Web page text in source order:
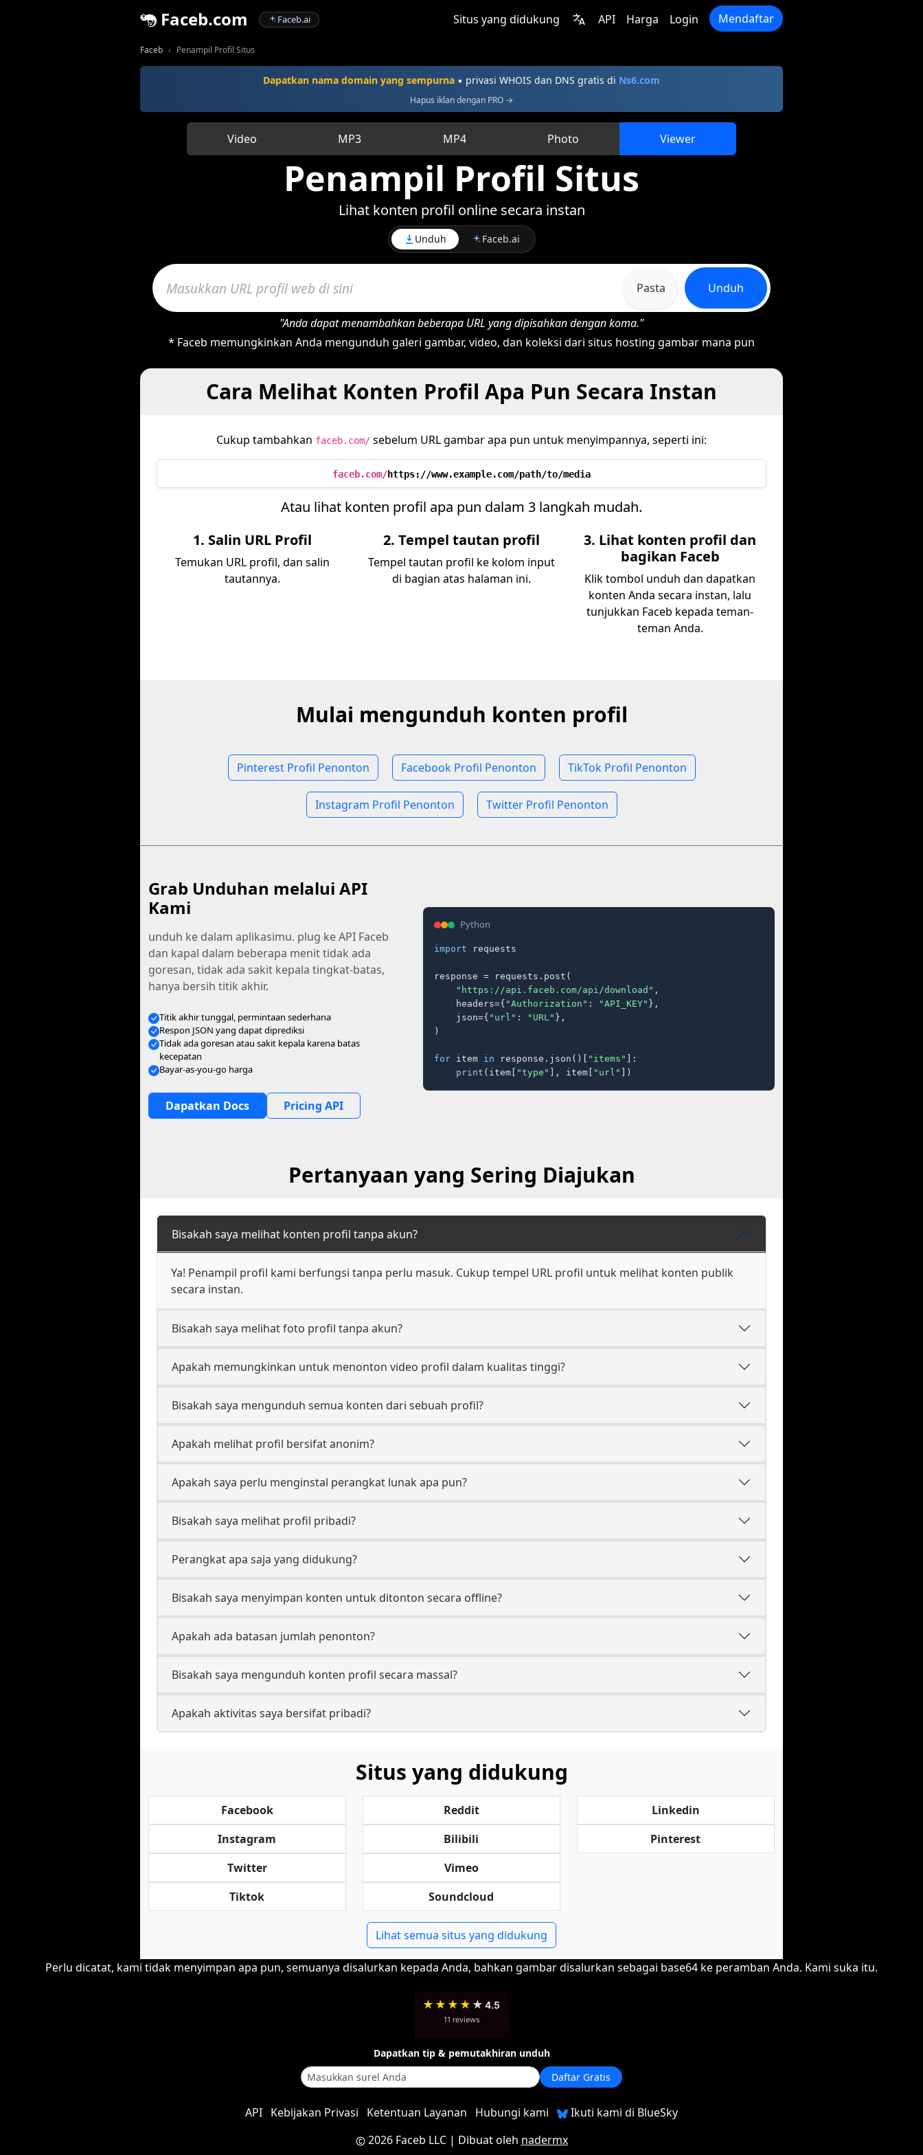
Faceb.com Faceb.ai Situs yang didukung API Harga Login Mendaftar
Faceb Penampil Profil Situs
Dapatkan nama domain yang sempurna ▪ privasi WHOIS dan DNS gratis di Ns6.com
Hapus iklan dengan PRO →
Video MP3 MP4 Photo Viewer
Penampil Profil Situs
Lihat konten profil online secara instan
Unduh Faceb.ai
Pasta Unduh
"Anda dapat menambahkan beberapa URL yang dipisahkan dengan koma."
* Faceb memungkinkan Anda mengunduh galeri gambar, video, dan koleksi dari situs hosting gambar mana pun
Cara Melihat Konten Profil Apa Pun Secara Instan
Cukup tambahkan faceb.com/ sebelum URL gambar apa pun untuk menyimpannya, seperti ini:
faceb.com/https://www.example.com/path/to/media
Atau lihat konten profil apa pun dalam 3 langkah mudah.
1. Salin URL Profil
Temukan URL profil, dan salin
tautannya.
2. Tempel tautan profil
Tempel tautan profil ke kolom input
di bagian atas halaman ini.
3. Lihat konten profil dan
bagikan Faceb
Klik tombol unduh dan dapatkan
konten Anda secara instan, lalu
tunjukkan Faceb kepada teman-
teman Anda.
Mulai mengunduh konten profil
Pinterest Profil Penonton Facebook Profil Penonton TikTok Profil Penonton
Instagram Profil Penonton Twitter Profil Penonton
Grab Unduhan melalui API
Kami
unduh ke dalam aplikasimu. plug ke API Faceb
dan kapal dalam beberapa menit tidak ada
goresan, tidak ada sakit kepala tingkat-batas,
hanya bersih titik akhir.
Titik akhir tunggal, permintaan sederhana
Respon JSON yang dapat diprediksi
Tidak ada goresan atau sakit kepala karena batas
kecepatan
Bayar-as-you-go harga
Dapatkan Docs Pricing API
Python
import requests
response = requests.post(
"https://api.faceb.com/api/download" ,
    headers={
"Authorization" : "API_KEY" },
    json={
"url" : "URL" },
)
for item in response.json()[ "items"
]:
print (item[ "type" ], item[ "url" ])
Pertanyaan yang Sering Diajukan
Bisakah saya melihat konten profil tanpa akun?
Ya! Penampil profil kami berfungsi tanpa perlu masuk. Cukup tempel URL profil untuk melihat konten publik
secara instan.
Bisakah saya melihat foto profil tanpa akun?
Apakah memungkinkan untuk menonton video profil dalam kualitas tinggi?
Bisakah saya mengunduh semua konten dari sebuah profil?
Apakah melihat profil bersifat anonim?
Apakah saya perlu menginstal perangkat lunak apa pun?
Bisakah saya melihat profil pribadi?
Perangkat apa saja yang didukung?
Bisakah saya menyimpan konten untuk ditonton secara offline?
Apakah ada batasan jumlah penonton?
Bisakah saya mengunduh konten profil secara massal?
Apakah aktivitas saya bersifat pribadi?
Situs yang didukung
Facebook
Instagram
Twitter
Tiktok
Reddit
Bilibili
Vimeo
Soundcloud
Linkedin
Pinterest
Lihat semua situs yang didukung
Perlu dicatat, kami tidak menyimpan apa pun, semuanya disalurkan kepada Anda, bahkan gambar disalurkan sebagai base64 ke peramban Anda. Kami suka itu.
★ ★ ★ ★ ★ 4.5
11 reviews
Dapatkan tip & pemutakhiran unduh
Daftar Gratis
API Kebijakan Privasi Ketentuan Layanan Hubungi kami
Ikuti kami di BlueSky
2026 Faceb LLC| Dibuat oleh nadermx